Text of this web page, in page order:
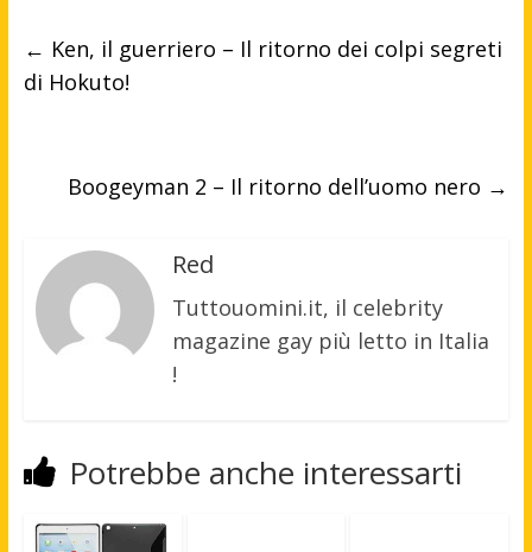
← Ken, il guerriero – Il ritorno dei colpi segreti
di Hokuto!
Boogeyman 2 – Il ritorno dell’uomo nero →
Red
Tuttouomini.it, il celebrity
magazine gay più letto in Italia
!
Potrebbe anche interessarti